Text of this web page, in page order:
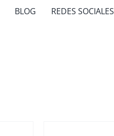
BLOG
REDES SOCIALES